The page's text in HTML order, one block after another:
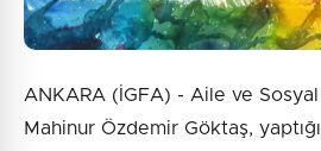
ANKARA (İGFA) - Aile ve
Mahinur Özdemir Göktaş, yaptığı